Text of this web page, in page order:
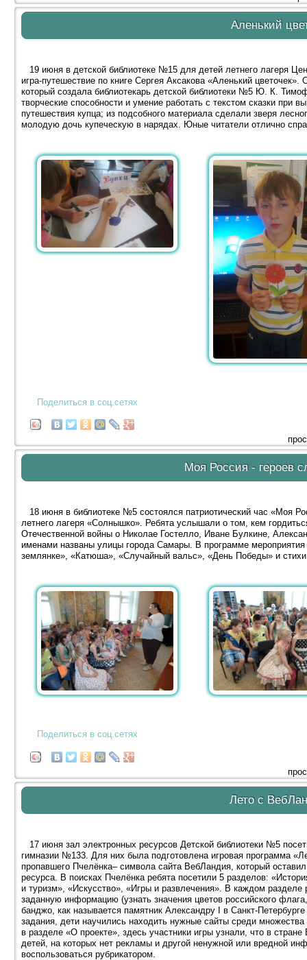
Аленький
19 июня в детской библиотеке №15 для детей летнего лагеря
игра-путешествие по книге Сергея Аксакова «Аленький
который создала библиотекарь детской библиотеки №5 Ю. К.
творческие способности и умение работать с текстом сказки при
путешествия купца; из подсобного материала сделали зверя
молодую дочь купеческую в нарядах. Юные читатели отлично
Поделиться в соц.сетях
Моя Россия - героев
18 июня в библиотеке №5 состоялся патриотический час «Моя
летнего лагеря «Солнышко». Ребята услышали о том, кем
Отечественной войны о Николае Гостелло, Иване Булкине,
именами названы улицы города Самары. В программе
землянке», «Катюша», «Случайный вальс», «День Победы» и
Поделиться в соц.сетях
Лето с
17 июня зал электронных ресурсов Детской библиотеки №5
гимназии №133. Для них была подготовлена игровая программа
пропавшего Пчелёнка– символа сайта ВебЛандия, который
ресурса. В поисках Пчелёнка ребята посетили 5 разделов:
и туризм», «Искусство», «Игры и развлечения». В каждом
заданную информацию (узнать значения цветов российского
банджо, как называется памятник Александру I в Санкт-
задания, дети научились находить нужные сайты среди
в разделе «О проекте», здесь участники игры узнали, что в
детей, на которых нет рекламы и другой ненужной или вредной
воспользоваться рубрикатором.